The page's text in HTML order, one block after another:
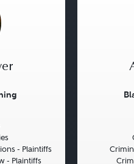
- Plaintiffs
- Plaintiffs